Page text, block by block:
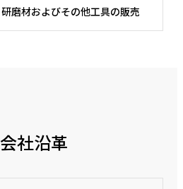
研磨材およびその他工具の販売
会社沿革